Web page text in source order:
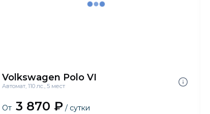
Volkswagen Polo VI
Автомат, 110 лс., 5 мест
От 3 870 ₽/ сутки